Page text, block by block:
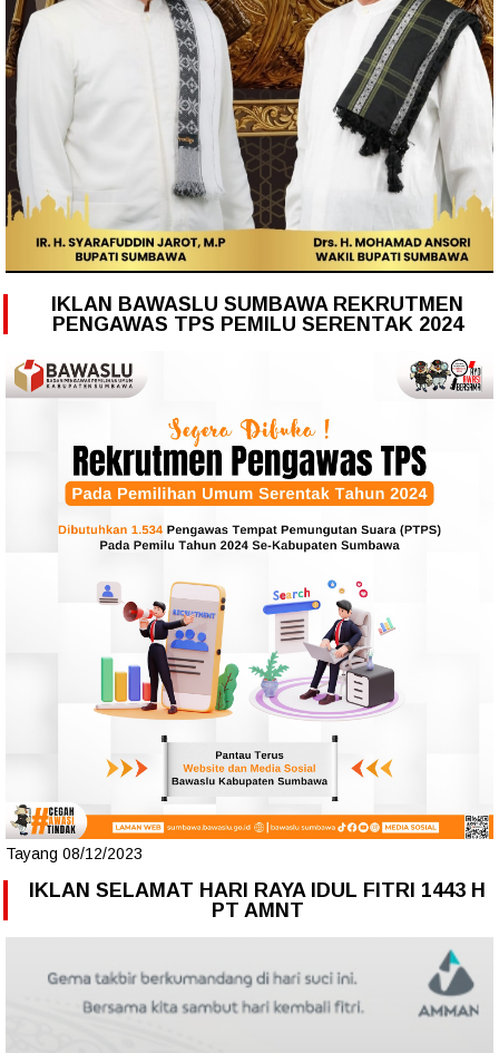
IKLAN BAWASLU SUMBAWA REKRUTMEN
PENGAWAS TPS PEMILU SERENTAK 2024
Tayang 08/12/2023
IKLAN SELAMAT HARI RAYA IDUL FITRI 1443 H
PT AMNT